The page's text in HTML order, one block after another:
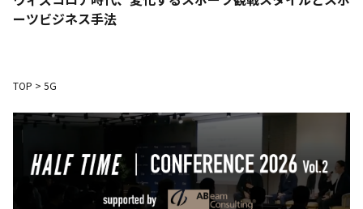
ーツビジネス手法
TOP > 5G